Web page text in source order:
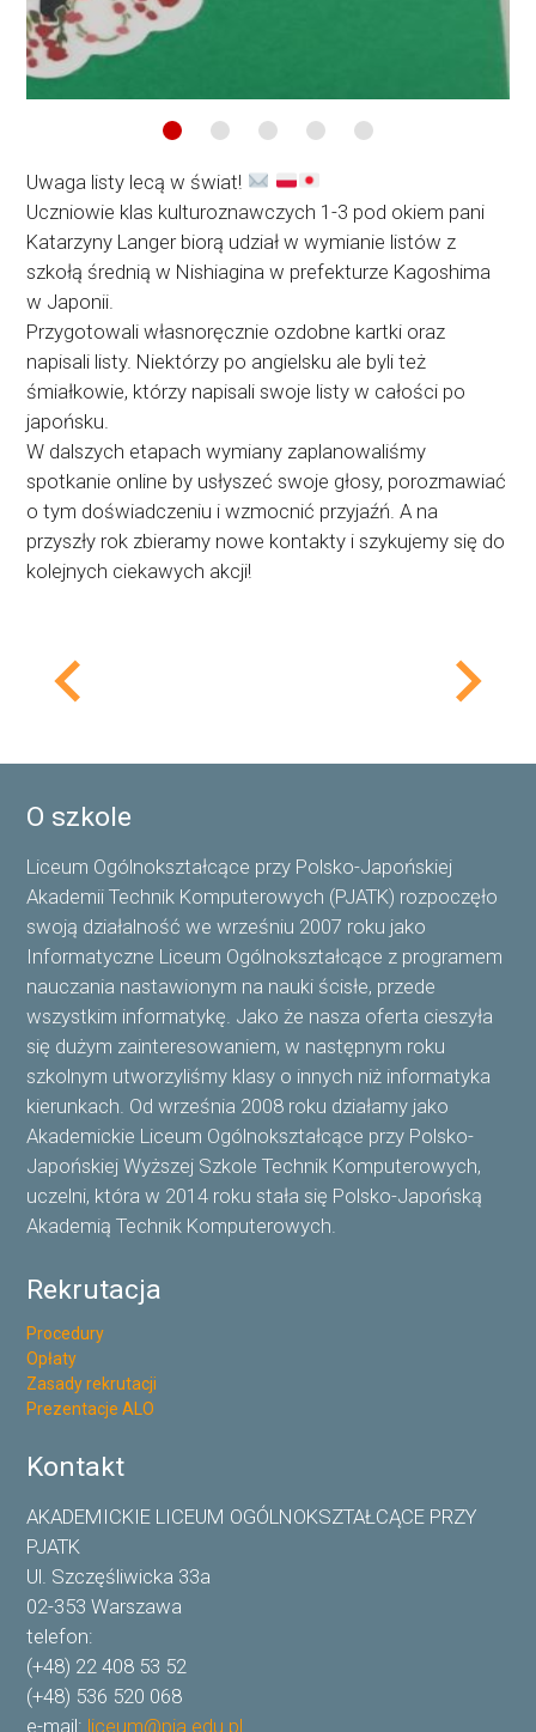
Uwaga listy lecą w świat!
Uczniowie klas kulturoznawczych 1-3 pod okiem pani
Katarzyny Langer biorą udział w wymianie listów z
szkołą średnią w Nishiagina w prefekturze Kagoshima
w Japonii.
Przygotowali własnoręcznie ozdobne kartki oraz
napisali listy. Niektórzy po angielsku ale byli też
śmiałkowie, którzy napisali swoje listy w całości po
japońsku.
W dalszych etapach wymiany zaplanowaliśmy
spotkanie online by usłyszeć swoje głosy, porozmawiać
o tym doświadczeniu i wzmocnić przyjaźń. A na
przyszły rok zbieramy nowe kontakty i szykujemy się do
kolejnych ciekawych akcji!
keyboard_arrow_right
keyboard_arrow_left
O szkole
Liceum Ogólnokształcące przy Polsko-Japońskiej
Akademii Technik Komputerowych (PJATK) rozpoczęło
swoją działalność we wrześniu 2007 roku jako
Informatyczne Liceum Ogólnokształcące z programem
nauczania nastawionym na nauki ścisłe, przede
wszystkim informatykę. Jako że nasza oferta cieszyła
się dużym zainteresowaniem, w następnym roku
szkolnym utworzyliśmy klasy o innych niż informatyka
kierunkach. Od września 2008 roku działamy jako
Akademickie Liceum Ogólnokształcące przy Polsko-
Japońskiej Wyższej Szkole Technik Komputerowych,
uczelni, która w 2014 roku stała się Polsko-Japońską
Akademią Technik Komputerowych.
Rekrutacja
Procedury
Opłaty
Zasady rekrutacji
Prezentacje ALO
Kontakt
AKADEMICKIE LICEUM OGÓLNOKSZTAŁCĄCE PRZY
PJATK
Ul. Szczęśliwicka 33a
02-353 Warszawa
telefon:
(+48) 22 408 53 52
(+48) 536 520 068
e-mail: liceum@pja.edu.pl